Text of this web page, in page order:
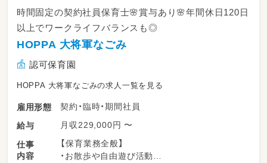
時間固定の契約社員保育士🌸賞与あり🌸年間休日120日
以上でワークライフバランスも◎
HOPPA 大将軍なごみ
認可保育園
HOPPA 大将軍なごみの求人一覧を見る
雇用形態
契約・臨時・期間社員
給与
月収229,000円 〜
仕事
内容
【保育業務全般】
・お散歩や自由遊び活動